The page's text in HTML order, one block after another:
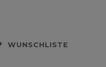
WUNSCHLISTE